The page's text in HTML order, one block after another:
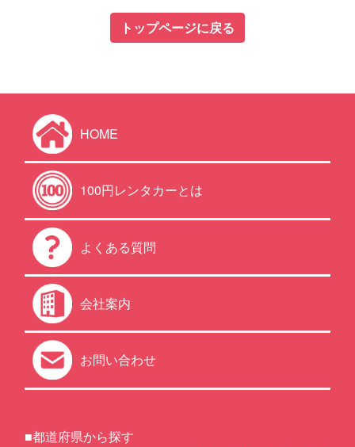
トップページに戻る
HOME
100円レンタカーとは
よくある質問
会社案内
お問い合わせ
■都道府県から探す